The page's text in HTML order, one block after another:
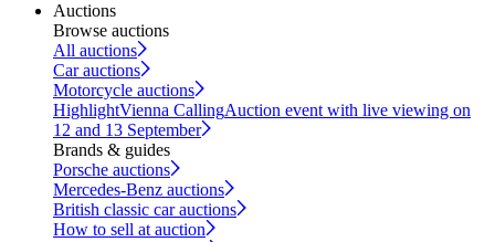
Auctions
Browse auctions
All auctions
Car auctions
Motorcycle auctions
HighlightVienna CallingAuction event with live viewing on
12 and 13 September
Brands & guides
Porsche auctions
Mercedes-Benz auctions
British classic car auctions
How to sell at auction